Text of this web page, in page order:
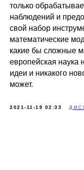
только
наблюдений и
свой набор
математические
какие бы сложные
европейская наука
идеи и никакого
может.
2021-11-19 02:33